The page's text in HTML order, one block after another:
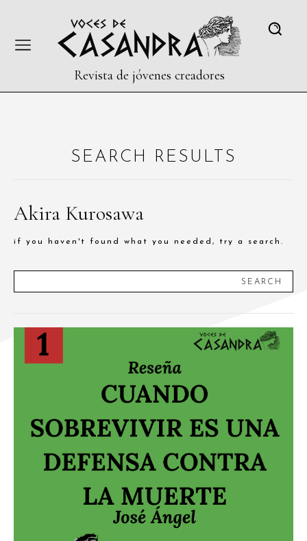
Revista de jóvenes creadores
SEARCH RESULTS
Akira Kurosawa
if you haven't found what you needed, try a search.
SEARCH